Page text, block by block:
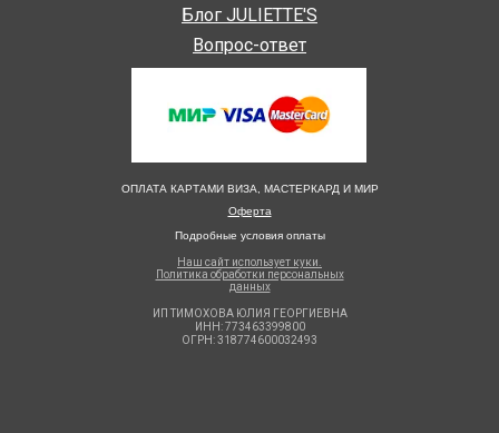
ОПЛАТА КАРТАМИ ВИЗА, МАСТЕРКАРД И МИР
Оферта
Подробные условия оплаты
Наш сайт использует куки.
Политика обработки персональных
данных
Блог JULIETTE'S
ИП ТИМОХОВА ЮЛИЯ ГЕОРГИЕВНА
ИНН: 773463399800
ОГРН: 318774600032493
Вопрос-ответ